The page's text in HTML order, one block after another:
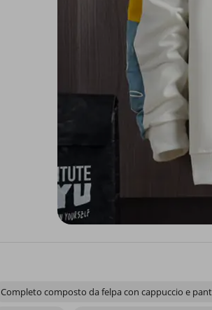
Completo composto da felpa con cappuccio e